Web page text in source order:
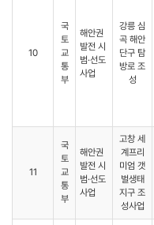
10
국
토
교
통
부
해안권
발전 시
범·선도
사업
강릉 심
곡 해안
단구 탐
방로 조
성
11
국
토
교
통
부
해안권
발전 시
범·선도
사업
고창 세
계프리
미엄 갯
벌생태
지구 조
성사업